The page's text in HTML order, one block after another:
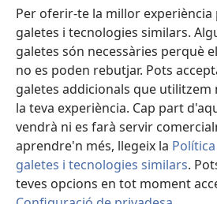
Per oferir-te la millor
galetes i tecnologies similars.
galetes són necessàries perquè
no es poden rebutjar. Pots
galetes addicionals que
la teva experiència. Cap part
vendrà ni es farà servir
aprendre'n més, llegeix la
galetes i tecnologies similars.
teves opcions en tot moment
una
nova)
BIBLIOTECA EN LÍNIA Watchtower™
(obre
una
finestra
nova)
JW Hub
(obre
una
finestra
®
Copyright© 2026 Watch Tower Bible and
CONDICIONS D'ÚS|POLÍTICA DE